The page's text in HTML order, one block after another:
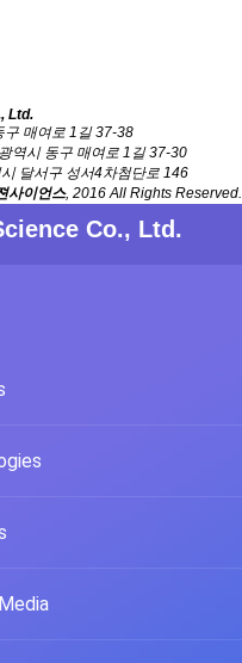
Ltd.
구 매여로 1길 37-38
역시 동구 매여로 1길 37-30
달서구 성서4차첨단로 146
사이언스, 2016 All Rights Reserved.
Co., Ltd.